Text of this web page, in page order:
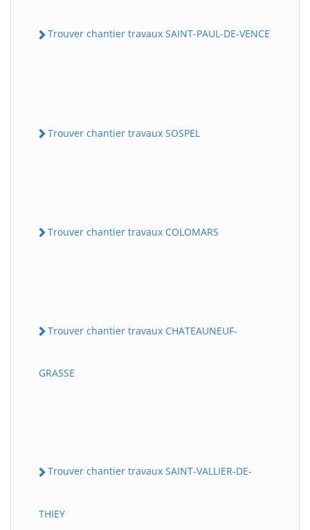
Trouver chantier travaux SAINT-PAUL-DE-VENCE
Trouver chantier travaux SOSPEL
Trouver chantier travaux COLOMARS
Trouver chantier travaux CHATEAUNEUF-
GRASSE
Trouver chantier travaux SAINT-VALLIER-DE-
THIEY